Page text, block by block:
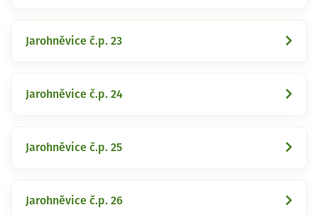
Jarohněvice č.p. 23
Jarohněvice č.p. 24
Jarohněvice č.p. 25
Jarohněvice č.p. 26